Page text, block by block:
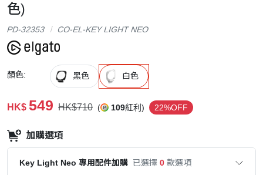
色)
PD-32353 CO-EL-KEY LIGHT NEO
顏色: 黑色 白色
HK$ 549 HK$710 ( 109紅利) 22%OFF
加購選項
Key Light Neo 專用配件加購 已選擇 0 款選項